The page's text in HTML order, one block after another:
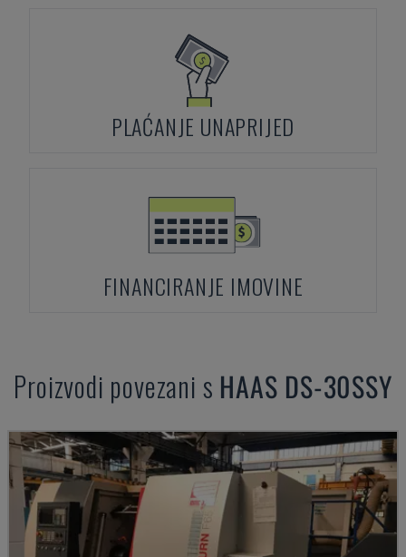
PLAĆANJE UNAPRIJED
FINANCIRANJE IMOVINE
Proizvodi povezani s HAAS DS-30SSY